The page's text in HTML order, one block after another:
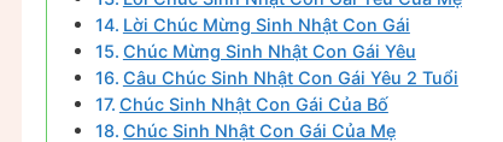
Lời Chúc Mừng Sinh Nhật Con Gái
Chúc Mừng Sinh Nhật Con Gái Yêu
Câu Chúc Sinh Nhật Con Gái Yêu 2 Tuổi
Chúc Sinh Nhật Con Gái Của Bố
Chúc Sinh Nhật Con Gái Của Mẹ